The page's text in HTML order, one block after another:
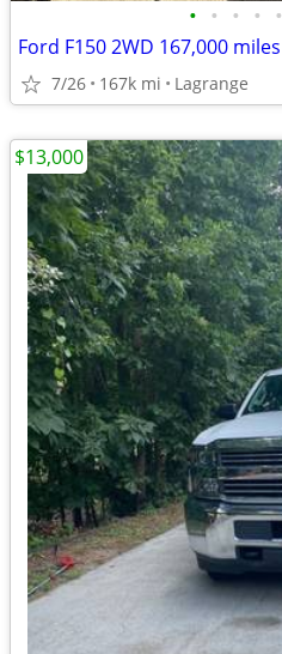
• • • • •
Ford F150 2WD 167,000 miles
7/26 167k mi Lagrange
$13,000